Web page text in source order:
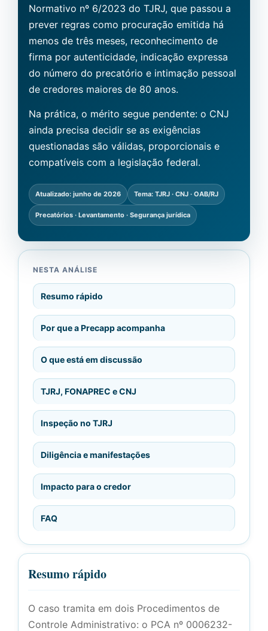
Normativo nº 6/2023 do TJRJ, que passou a
prever regras como procuração emitida há
menos de três meses, reconhecimento de
firma por autenticidade, indicação expressa
do número do precatório e intimação pessoal
de credores maiores de 80 anos.
Na prática, o mérito segue pendente: o CNJ
ainda precisa decidir se as exigências
questionadas são válidas, proporcionais e
compatíveis com a legislação federal.
Atualizado: junho de 2026 Tema: TJRJ · CNJ · OAB/RJ
Precatórios · Levantamento · Segurança jurídica
NESTA ANÁLISE
Resumo rápido
Por que a Precapp acompanha
O que está em discussão
TJRJ, FONAPREC e CNJ
Inspeção no TJRJ
Diligência e manifestações
Impacto para o credor
FAQ
Resumo rápido
O caso tramita em dois Procedimentos de
Controle Administrativo: o PCA nº 0006232-